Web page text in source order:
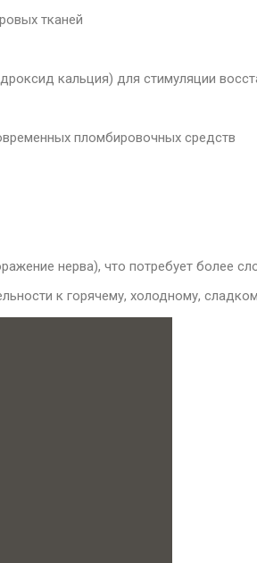
тканей
кальция) для стимуляции
пломбировочных средств
нерва), что потребует более
к горячему, холодному,